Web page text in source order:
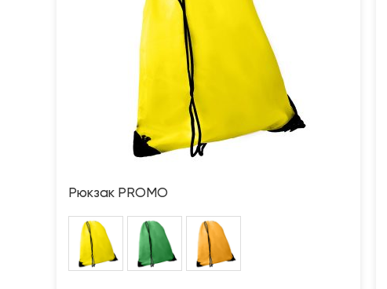
Рюкзак PROMO